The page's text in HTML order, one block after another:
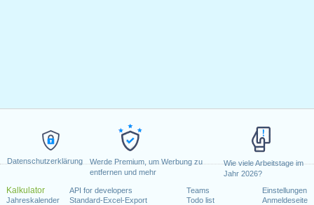
Datenschutzerklärung
Werde Premium, um Werbung zu
entfernen und mehr
Wie viele Arbeitstage im
Jahr 2026?
Kalkulator
Jahreskalender
API for developers
Standard-Excel-Export
Teams
Todo list
Einstellungen
Anmeldeseite